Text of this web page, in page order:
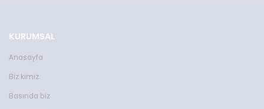
KURUMSAL
Anasayfa
Biz kimiz
Basında biz